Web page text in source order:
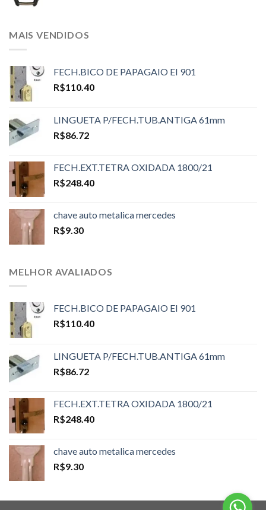
MAIS VENDIDOS
FECH.BICO DE PAPAGAIO EI 901
R$110.40
LINGUETA P/FECH.TUB.ANTIGA 61mm
R$86.72
FECH.EXT.TETRA OXIDADA 1800/21
R$248.40
chave auto metalica mercedes
R$9.30
MELHOR AVALIADOS
FECH.BICO DE PAPAGAIO EI 901
R$110.40
LINGUETA P/FECH.TUB.ANTIGA 61mm
R$86.72
FECH.EXT.TETRA OXIDADA 1800/21
R$248.40
chave auto metalica mercedes
R$9.30